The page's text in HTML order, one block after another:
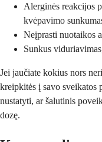
Alerginės reakcijos
kvėpavimo
Neįprasti nuotaikos
Sunkus
Jei jaučiate kokius nors
kreipkitės į savo sveikatos
nustatyti, ar šalutinis
dozę.